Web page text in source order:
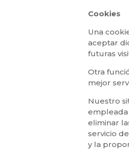
Cookies
Una
aceptar
futuras
Otra
mejor
Nuestro
empleada
eliminar
servicio
y la